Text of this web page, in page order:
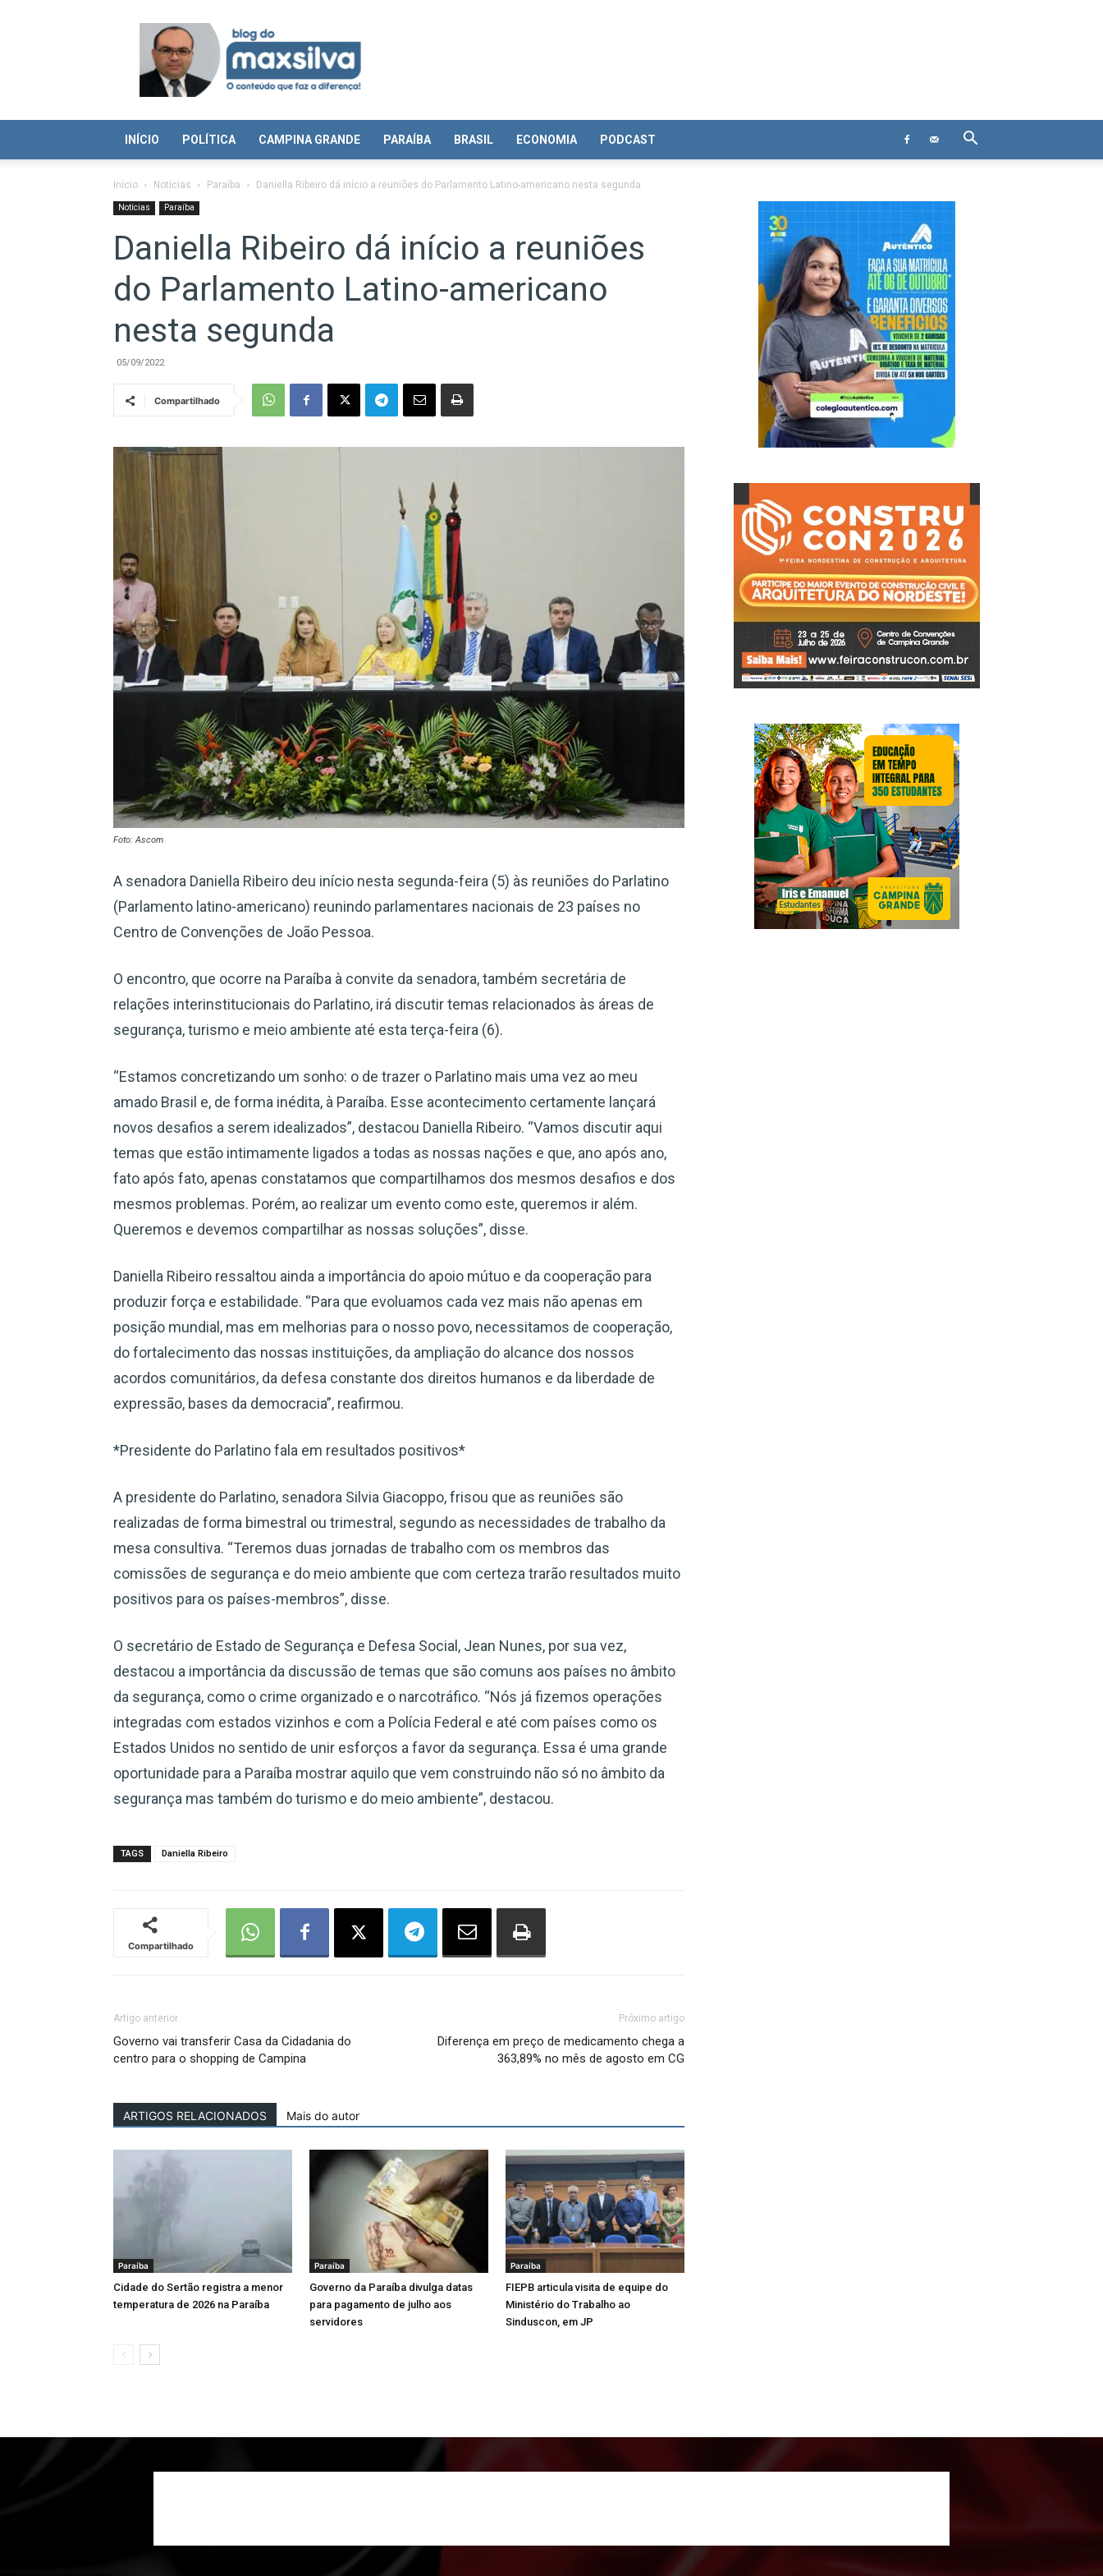
Blog
Max
Silva
INÍCIO POLÍTICA CAMPINA GRANDE PARAÍBA BRASIL ECONOMIA PODCAST
Início Notícias Paraíba Daniella Ribeiro dá início a reuniões do Parlamento Latino-americano nesta segunda
Notícias Paraíba
Daniella Ribeiro dá início a reuniões
do Parlamento Latino-americano
nesta segunda
05/09/2022
Compartilhado
Foto: Ascom
A senadora Daniella Ribeiro deu início nesta segunda-feira (5) às reuniões do Parlatino
(Parlamento latino-americano) reunindo parlamentares nacionais de 23 países no
Centro de Convenções de João Pessoa.
O encontro, que ocorre na Paraíba à convite da senadora, também secretária de
relações interinstitucionais do Parlatino, irá discutir temas relacionados às áreas de
segurança, turismo e meio ambiente até esta terça-feira (6).
“Estamos concretizando um sonho: o de trazer o Parlatino mais uma vez ao meu
amado Brasil e, de forma inédita, à Paraíba. Esse acontecimento certamente lançará
novos desafios a serem idealizados”, destacou Daniella Ribeiro. “Vamos discutir aqui
temas que estão intimamente ligados a todas as nossas nações e que, ano após ano,
fato após fato, apenas constatamos que compartilhamos dos mesmos desafios e dos
mesmos problemas. Porém, ao realizar um evento como este, queremos ir além.
Queremos e devemos compartilhar as nossas soluções”, disse.
Daniella Ribeiro ressaltou ainda a importância do apoio mútuo e da cooperação para
produzir força e estabilidade. “Para que evoluamos cada vez mais não apenas em
posição mundial, mas em melhorias para o nosso povo, necessitamos de cooperação,
do fortalecimento das nossas instituições, da ampliação do alcance dos nossos
acordos comunitários, da defesa constante dos direitos humanos e da liberdade de
expressão, bases da democracia”, reafirmou.
*Presidente do Parlatino fala em resultados positivos*
A presidente do Parlatino, senadora Silvia Giacoppo, frisou que as reuniões são
realizadas de forma bimestral ou trimestral, segundo as necessidades de trabalho da
mesa consultiva. “Teremos duas jornadas de trabalho com os membros das
comissões de segurança e do meio ambiente que com certeza trarão resultados muito
positivos para os países-membros”, disse.
O secretário de Estado de Segurança e Defesa Social, Jean Nunes, por sua vez,
destacou a importância da discussão de temas que são comuns aos países no âmbito
da segurança, como o crime organizado e o narcotráfico. “Nós já fizemos operações
integradas com estados vizinhos e com a Polícia Federal e até com países como os
Estados Unidos no sentido de unir esforços a favor da segurança. Essa é uma grande
oportunidade para a Paraíba mostrar aquilo que vem construindo não só no âmbito da
segurança mas também do turismo e do meio ambiente”, destacou.
TAGS Daniella Ribeiro
Compartilhado
Artigo anterior
Governo vai transferir Casa da Cidadania do
centro para o shopping de Campina
Próximo artigo
Diferença em preço de medicamento chega a
363,89% no mês de agosto em CG
ARTIGOS RELACIONADOS Mais do autor
Paraíba
Cidade do Sertão registra a menor
temperatura de 2026 na Paraíba
Paraíba
Governo da Paraíba divulga datas
para pagamento de julho aos
servidores
Paraíba
FIEPB articula visita de equipe do
Ministério do Trabalho ao
Sinduscon, em JP